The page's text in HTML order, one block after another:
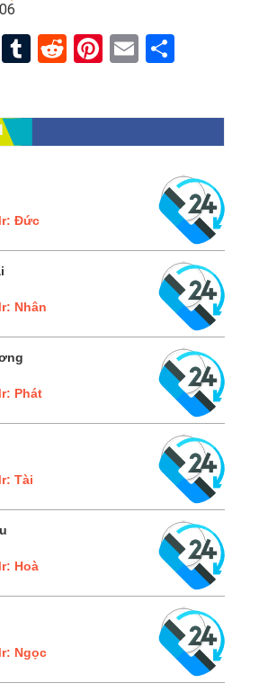
LinkedIn
Tumblr
RedditPinterest
Email
Đức
Nhân
Phát
Tài
Hoà
Ngọc